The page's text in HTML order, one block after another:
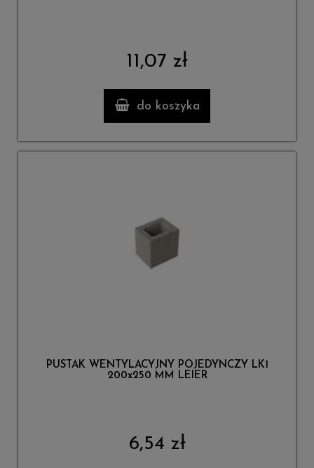
11,07 zł
do koszyka
PUSTAK WENTYLACYJNY POJEDYNCZY LK1
200x250 MM LEIER
6,54 zł